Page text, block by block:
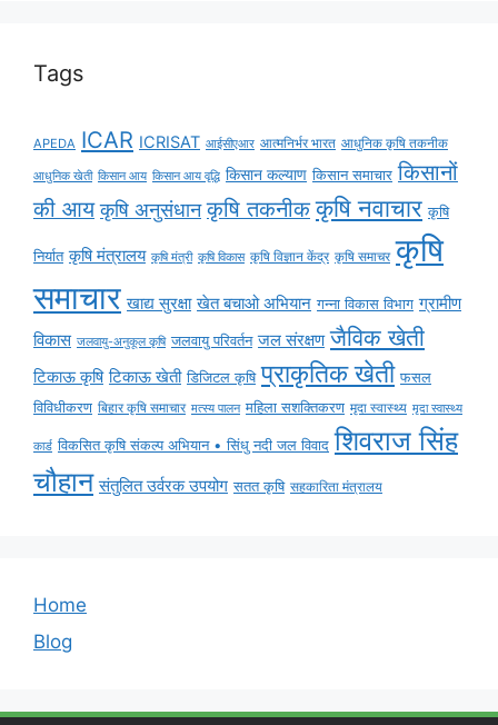
Tags
APEDA ICAR ICRISAT आईसीएआर आत्मनिर्भर भारत आधुनिक कृषि तकनीक
आधुनिक खेती किसान आय किसान आय वृद्धि किसान कल्याण किसान समाचार किसानों
की आय कृषि अनुसंधान कृषि तकनीक कृषि नवाचार कृषि
निर्यात कृषि मंत्रालय कृषि मंत्री कृषि विकास कृषि विज्ञान केंद्र कृषि समाचर कृषि
समाचार खाद्य सुरक्षा खेत बचाओ अभियान गन्ना विकास विभाग ग्रामीण
विकास जलवायु-अनुकूल कृषि जलवायु परिवर्तन जल संरक्षण जैविक खेती
टिकाऊ कृषि टिकाऊ खेती डिजिटल कृषि प्राकृतिक खेती फसल
विविधीकरण बिहार कृषि समाचार मत्स्य पालन महिला सशक्तिकरण मृदा स्वास्थ्य मृदा स्वास्थ्य
कार्ड विकसित कृषि संकल्प अभियान • सिंधु नदी जल विवाद शिवराज सिंह
चौहान संतुलित उर्वरक उपयोग सतत कृषि सहकारिता मंत्रालय
Home
Blog